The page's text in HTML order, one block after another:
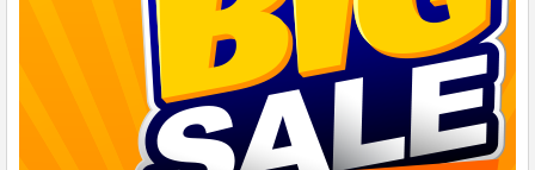
- Tia nước nóng và phun mạnh: Sử dụng tia nước nóng ở nhiệt
độ cao 60-80 độ và hệ thống phun nước mạnh mẽ từ 10 vòi phun
và 3 tay quay để loại bỏ vết bẩn cứng đầu, đảm bảo chén bát luôn
sạch sẽ và khử trùng.